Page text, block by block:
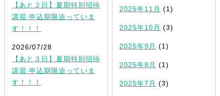
【あと２日】夏期特別招待
講習 申込期限迫っていま
す！！！
2026/07/28
【あと３日】夏期特別招待
講習 申込期限迫っていま
す！！！
2025年11月 (1)
2025年10月 (3)
2025年9月 (1)
2025年8月 (1)
2025年7月 (3)